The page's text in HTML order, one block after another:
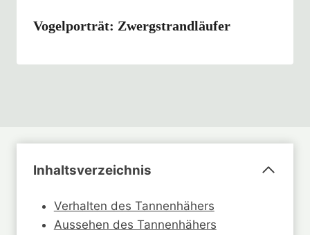
Vogelporträt: Zwergstrandläufer
Inhaltsverzeichnis
Verhalten des Tannenhähers
Aussehen des Tannenhähers